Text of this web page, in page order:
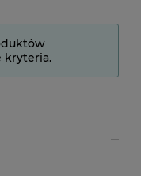
kryteria.